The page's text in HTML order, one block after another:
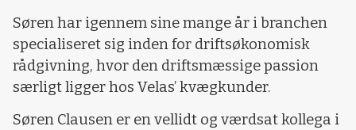
Søren har igennem sine mange år i branchen
specialiseret sig inden for driftsøkonomisk
rådgivning, hvor den driftsmæssige passion
særligt ligger hos Velas’ kvægkunder.
Søren Clausen er en vellidt og værdsat kollega i